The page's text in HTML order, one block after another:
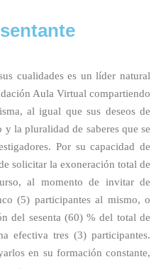
cualidades es un líder natural
Aula Virtual compartiendo
al igual que sus deseos de
la pluralidad de saberes que se
Por su capacidad de
solicitar la exoneración total de
al momento de invitar de
(5) participantes al mismo, o
del sesenta (60) % del total de
efectiva tres (3) participantes.
en su formación constante,